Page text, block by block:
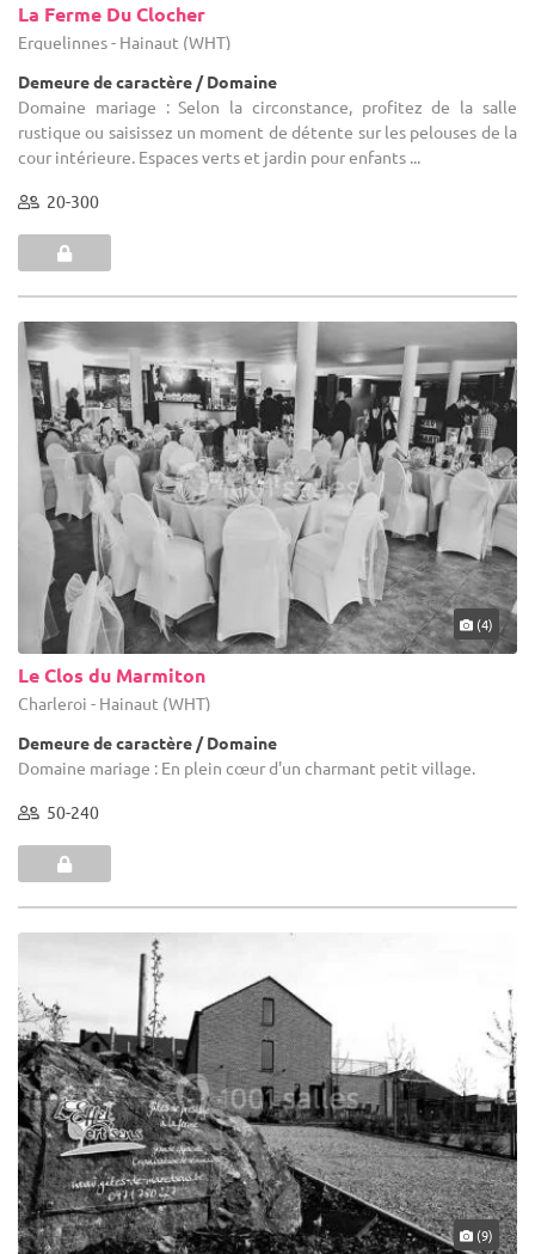
La Ferme Du Clocher
Erquelinnes - Hainaut (WHT)
Demeure de caractère / Domaine
Domaine mariage : Selon la circonstance, profitez de la salle
rustique ou saisissez un moment de détente sur les pelouses de la
cour intérieure. Espaces verts et jardin pour enfants ...
20-300
(4)
Le Clos du Marmiton
Charleroi - Hainaut (WHT)
Demeure de caractère / Domaine
Domaine mariage : En plein cœur d'un charmant petit village.
50-240
(9)